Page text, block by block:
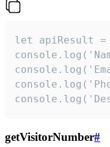
let apiResult
getVisitorNumber#